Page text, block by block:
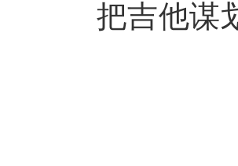
把吉他谋